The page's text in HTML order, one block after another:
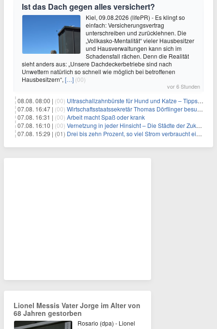
Ist das Dach gegen alles versichert?
Kiel, 09.08.2026 (lifePR) - Es klingt so
einfach: Versicherungsvertrag
unterschreiben und zurücklehnen. Die
„Vollkasko-Mentalität“ vieler Hausbesitzer
und Hausverwaltungen kann sich im
Schadensfall rächen. Denn die Realität
sieht anders aus: „Unsere Dachdeckerbetriebe sind nach
Unwettern natürlich so schnell wie möglich bei betroffenen
Hausbesitzern“, […] (00)
vor 6 Stunden
08.08. 08:00 | (00) Ultraschallzahnbürste für Hund und Katze – Tipps zur erfolgreichen Eingewöhnung
07.08. 16:47 | (00) Wirtschaftsstaatssekretär Thomas Dörflinger besucht Handwerksbetrieb im Kammerbezirk Freiburg
07.08. 16:31 | (00) Arbeit macht Spaß oder krank
07.08. 16:10 | (00) Vernetzung in jeder Hinsicht – Die Städte der Zukunft sind grün-blau
07.08. 15:29 | (01) Drei bis zehn Prozent, so viel Strom verbraucht ein Aufzug im Gebäude
Lionel Messis Vater Jorge im Alter von
68 Jahren gestorben
Rosario (dpa) - Lionel